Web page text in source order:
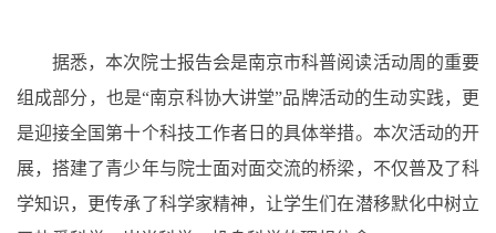
据悉，本次院士报告会是南京市科普阅读活动周的重要
组成部分，也是“南京科协大讲堂”品牌活动的生动实践，更
是迎接全国第十个科技工作者日的具体举措。本次活动的开
展，搭建了青少年与院士面对面交流的桥梁，不仅普及了科
学知识，更传承了科学家精神，让学生们在潜移默化中树立